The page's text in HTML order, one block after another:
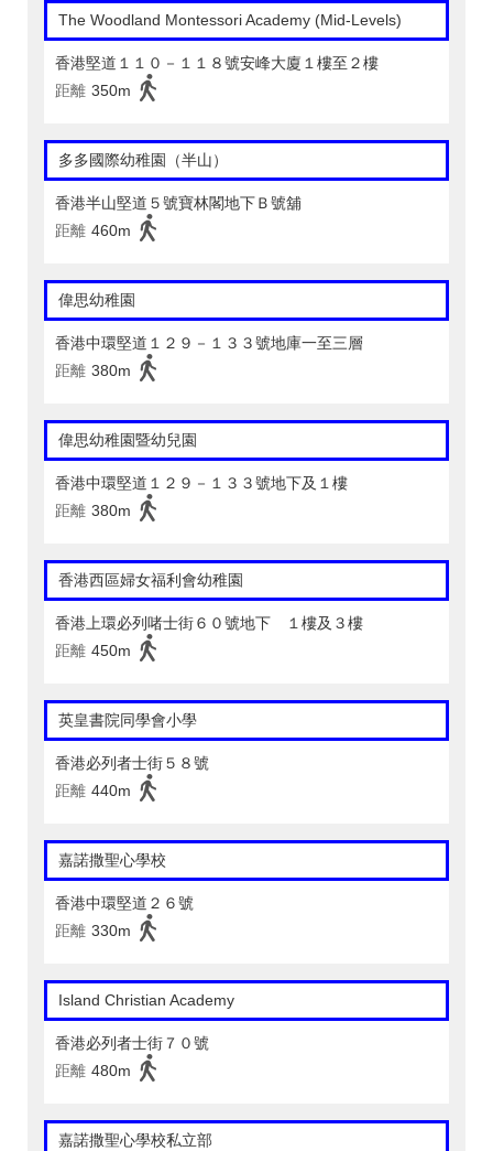
The Woodland Montessori Academy (Mid-Levels)
香港堅道１１０－１１８號安峰大廈１樓至２樓
距離 350m
多多國際幼稚園（半山）
香港半山堅道５號寶林閣地下Ｂ號舖
距離 460m
偉思幼稚園
香港中環堅道１２９－１３３號地庫一至三層
距離 380m
偉思幼稚園暨幼兒園
香港中環堅道１２９－１３３號地下及１樓
距離 380m
香港西區婦女福利會幼稚園
香港上環必列啫士街６０號地下 １樓及３樓
距離 450m
英皇書院同學會小學
香港必列者士街５８號
距離 440m
嘉諾撒聖心學校
香港中環堅道２６號
距離 330m
Island Christian Academy
香港必列者士街７０號
距離 480m
嘉諾撒聖心學校私立部